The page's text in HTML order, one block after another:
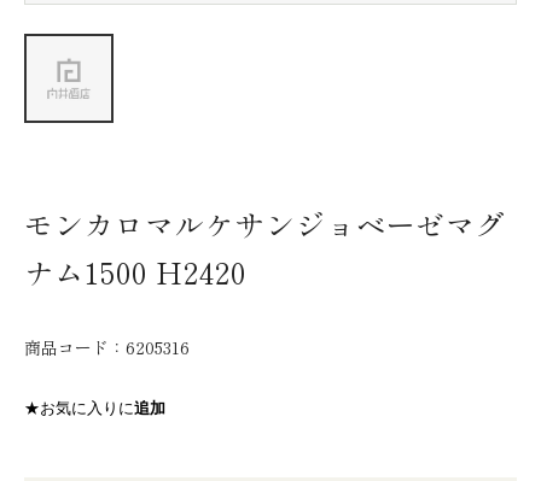
モンカロマルケサンジョベーゼマグ
ナム1500 H2420
商品コード： 6205316
★お気に入りに追加